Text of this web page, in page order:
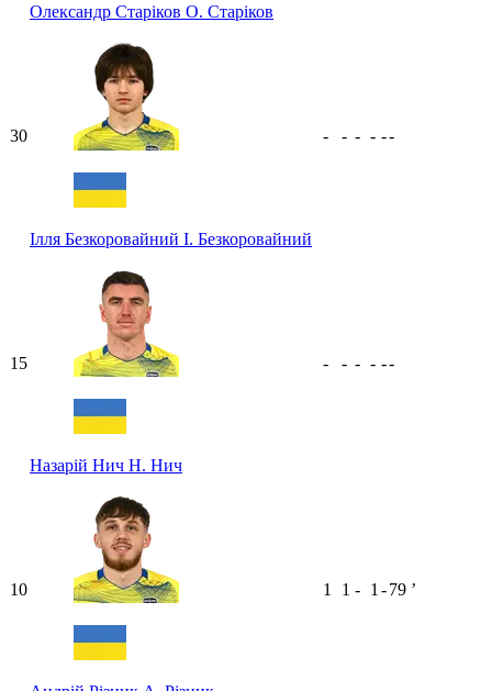
Олександр Старіков О. Старіков
30
Ілля Безкоровайний І. Безкоровайний
- - - - --
15
Назарій Нич Н. Нич
- - - - --
10 1 1 - 1 -79 ʼ